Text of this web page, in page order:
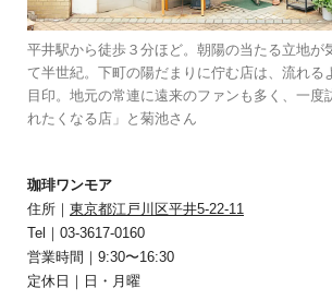
平井駅から徒歩３分ほど。朝陽の当たる立地が
て半世紀。下町の陽だまりに佇む店は、流れる
目印。地元の常連に遠来のファンも多く、一度
れたくなる店」と菊池さん
珈琲ワンモア
住所｜ 東京都江戸川区平井5-22-11
Tel｜03-3617-0160
営業時間｜9:30〜16:30
定休日｜日・月曜